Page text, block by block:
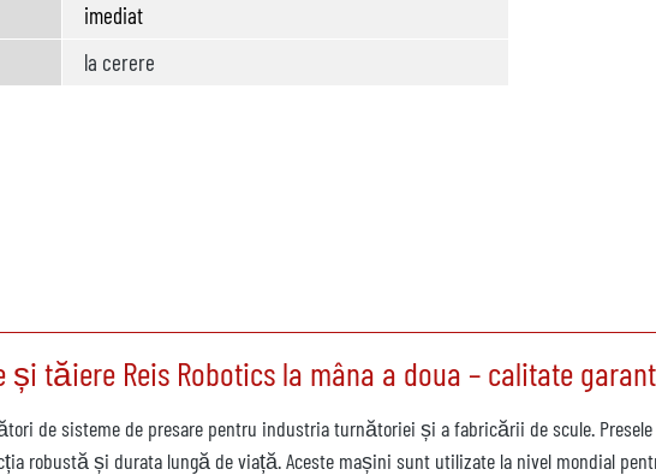
imediat
la cerere
tăiere Reis Robotics la mâna a doua – calitate
de sisteme de presare pentru industria turnătoriei și a fabricării de scule.
robustă și durata lungă de viață. Aceste mașini sunt utilizate la nivel mondial